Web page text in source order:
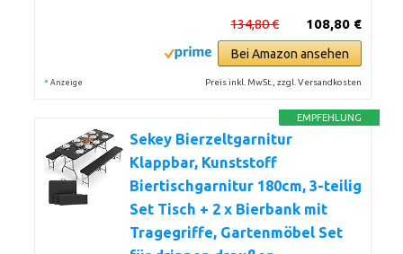
108,80 €
134,80 €
Bei Amazon ansehen
* Anzeige Preis inkl. MwSt., zzgl. Versandkosten
EMPFEHLUNG
Sekey Bierzeltgarnitur
Klappbar, Kunststoff
Biertischgarnitur 180cm, 3-teilig
Set Tisch + 2 x Bierbank mit
Tragegriffe, Gartenmöbel Set